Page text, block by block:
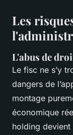
Les
L'abus de
Le fisc ne s’y
dangers de
montage
économique
holding